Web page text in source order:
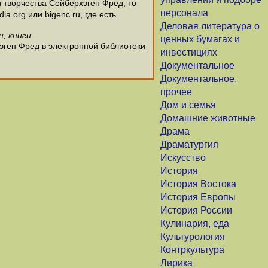
персонала
Деловая литература о
ценных бумагах и
инвестициях
Документальное
Документальное,
прочее
Дом и семья
Домашние животные
Драма
Драматургия
Искусство
История
История Востока
История Европы
История России
Кулинария, еда
Культурология
Контркультура
Лирика
Сейберхэген Фред, то
или bigenc.ru, где есть
книги
Фред в электронной библиотеки